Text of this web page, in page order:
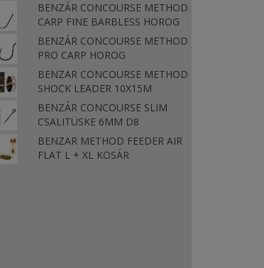
BENZÁR CONCOURSE METHOD
CARP FINE BARBLESS HOROG
BENZÁR CONCOURSE METHOD
PRO CARP HOROG
BENZAR CONCOURSE METHOD
SHOCK LEADER 10X15M
BENZÁR CONCOURSE SLIM
CSALITÜSKE 6MM D8
BENZAR METHOD FEEDER AIR
FLAT L + XL KOSÁR